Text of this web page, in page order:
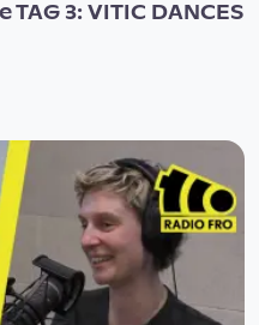
3: VITIC DANCES